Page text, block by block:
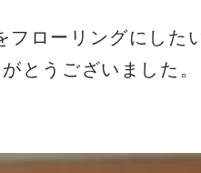
フローリングにした
とうございました。